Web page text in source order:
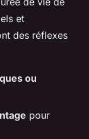
et
des réflexes
ou
pour